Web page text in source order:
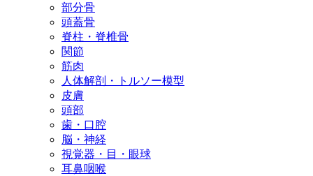
部分骨
頭蓋骨
脊柱・脊椎骨
関節
筋肉
人体解剖・トルソー模型
皮膚
頭部
歯・口腔
脳・神経
視覚器・目・眼球
耳鼻咽喉